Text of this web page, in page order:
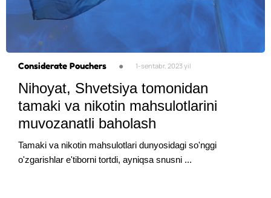
Considerate Pouchers ● 1-sentabr, 2023 yil
Nihoyat, Shvetsiya tomonidan
tamaki va nikotin mahsulotlarini
muvozanatli baholash
Tamaki va nikotin mahsulotlari dunyosidagi so'nggi
o'zgarishlar e'tiborni tortdi, ayniqsa snusni ...